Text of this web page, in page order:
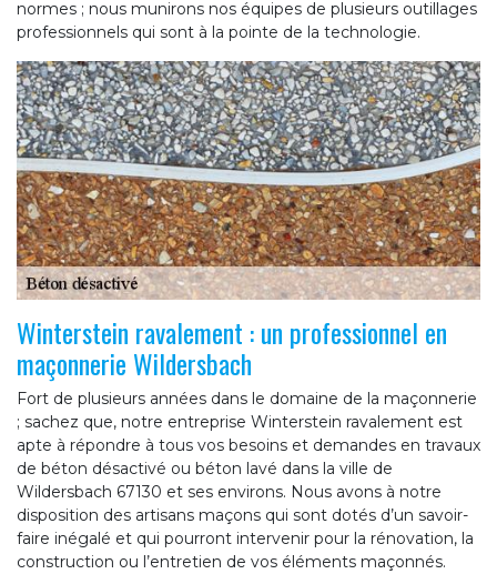
normes ; nous munirons nos équipes de plusieurs outillages
professionnels qui sont à la pointe de la technologie.
Winterstein ravalement : un professionnel en
maçonnerie Wildersbach
Fort de plusieurs années dans le domaine de la maçonnerie
; sachez que, notre entreprise Winterstein ravalement est
apte à répondre à tous vos besoins et demandes en travaux
de béton désactivé ou béton lavé dans la ville de
Wildersbach 67130 et ses environs. Nous avons à notre
disposition des artisans maçons qui sont dotés d’un savoir-
faire inégalé et qui pourront intervenir pour la rénovation, la
construction ou l’entretien de vos éléments maçonnés.